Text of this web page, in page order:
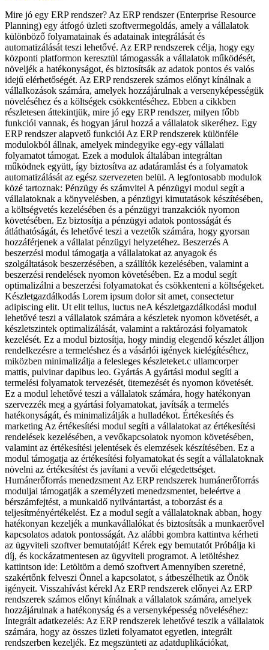
Mire jó egy ERP rendszer? Az ERP rendszer (Enterprise Resource
Planning) egy átfogó üzleti szoftvermegoldás, amely a vállalatok
különböző folyamatainak és adatainak integrálását és
automatizálását teszi lehetővé. Az ERP rendszerek célja, hogy egy
központi platformon keresztül támogassák a vállalatok működését,
növeljék a hatékonyságot, és biztosítsák az adatok pontos és valós
idejű elérhetőségét. Az ERP rendszerek számos előnyt kínálnak a
vállalkozások számára, amelyek hozzájárulnak a versenyképességük
növeléséhez és a költségek csökkentéséhez. Ebben a cikkben
részletesen áttekintjük, mire jó egy ERP rendszer, milyen főbb
funkciói vannak, és hogyan járul hozzá a vállalatok sikeréhez. Egy
ERP rendszer alapvető funkciói Az ERP rendszerek különféle
modulokból állnak, amelyek mindegyike egy-egy vállalati
folyamatot támogat. Ezek a modulok általában integráltan
működnek együtt, így biztosítva az adatáramlást és a folyamatok
automatizálását az egész szervezeten belül. A legfontosabb modulok
közé tartoznak: Pénzügy és számvitel A pénzügyi modul segít a
vállalatoknak a könyvelésben, a pénzügyi kimutatások készítésében,
a költségvetés kezelésében és a pénzügyi tranzakciók nyomon
követésében. Ez biztosítja a pénzügyi adatok pontosságát és
átláthatóságát, és lehetővé teszi a vezetők számára, hogy gyorsan
hozzáférjenek a vállalat pénzügyi helyzetéhez. Beszerzés A
beszerzési modul támogatja a vállalatokat az anyagok és
szolgáltatások beszerzésében, a szállítók kezelésében, valamint a
beszerzési rendelések nyomon követésében. Ez a modul segít
optimalizálni a beszerzési folyamatokat és csökkenteni a költségeket.
Készletgazdálkodás Lorem ipsum dolor sit amet, consectetur
adipiscing elit. Ut elit tellus, luctus neA készletgazdálkodási modul
lehetővé teszi a vállalatok számára a készletek nyomon követését, a
készletszintek optimalizálását, valamint a raktározási folyamatok
kezelését. Ez a modul biztosítja, hogy mindig elegendő készlet álljon
rendelkezésre a termeléshez és a vásárlói igények kielégítéséhez,
miközben minimalizálja a felesleges készleteket.c ullamcorper
mattis, pulvinar dapibus leo. Gyártás A gyártási modul segíti a
termelési folyamatok tervezését, ütemezését és nyomon követését.
Ez a modul lehetővé teszi a vállalatok számára, hogy hatékonyan
szervezzék meg a gyártási folyamatokat, javítsák a termelés
hatékonyságát, és minimalizálják a hulladékot. Értékesítés és
marketing Az értékesítési modul segíti a vállalatokat az értékesítési
rendelések kezelésében, a vevőkapcsolatok nyomon követésében,
valamint az értékesítési jelentések és elemzések készítésében. Ez a
modul támogatja az értékesítési folyamatokat és segít a vállalatoknak
növelni az értékesítést és javítani a vevői elégedettséget.
Humánerőforrás menedzsment Az ERP rendszerek humánerőforrás
moduljai támogatják a személyzeti menedzsmentet, beleértve a
bérszámfejtést, a munkaidő nyilvántartást, a toborzást és a
teljesítményértékelést. Ez a modul segít a vállalatoknak abban, hogy
hatékonyan kezeljék a munkavállalókat és biztosítsák a munkaerővel
kapcsolatos adatok pontosságát. Az alábbi gombra kattintva kérheti
az ügyviteli szoftver bemutatóját! Kérek egy bemutatót Próbálja ki
díj, és kockázatmentesen az ügyviteli programot. A letöltéshez
kattintson ide: Letöltöm a demó szoftvert Amennyiben szeretné,
szakértőnk felveszi Önnel a kapcsolatot, s átbeszélhetik az Önök
igényeit. Visszahívást kérekl Az ERP rendszerek előnyei Az ERP
rendszerek számos előnyt kínálnak a vállalatok számára, amelyek
hozzájárulnak a hatékonyság és a versenyképesség növeléséhez:
Integrált adatkezelés: Az ERP rendszerek lehetővé teszik a vállalatok
számára, hogy az összes üzleti folyamatot egyetlen, integrált
rendszerben kezeljék. Ez megszünteti az adatduplikációkat,